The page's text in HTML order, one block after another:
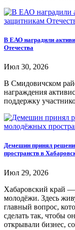
В ЕАО наградили
Отечества
Июл 30, 2026
В Смидовичском
награждения
поддержку
Демешин принял
пространств в
Июл 29, 2026
Хабаровский край —
молодёжи. Здесь
главный вопрос,
сделать так, чтобы
открывали бизнес,